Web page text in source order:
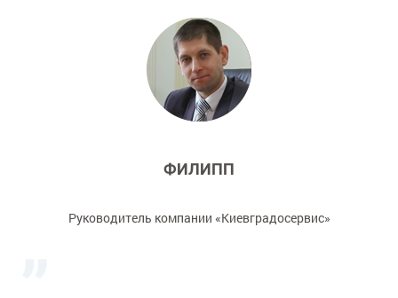
ФИЛИПП
Руководитель компании «Киевградосервис»